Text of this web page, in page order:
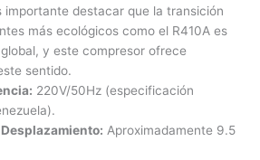
importante destacar que la transición
más ecológicos como el R410A es
y este compresor ofrece
sentido.
220V/50Hz (especificación
Aproximadamente 9.5